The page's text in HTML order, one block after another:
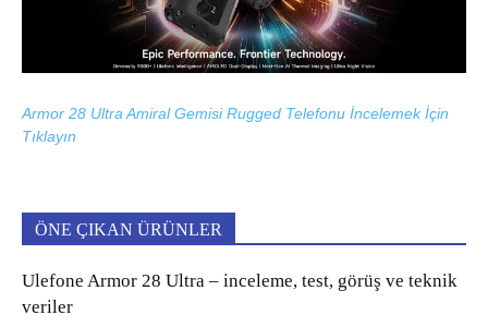
Armor 28 Ultra Amiral Gemisi Rugged Telefonu İncelemek İçin
Tıklayın
ÖNE ÇIKAN ÜRÜNLER
Ulefone Armor 28 Ultra – inceleme, test, görüş ve teknik
veriler